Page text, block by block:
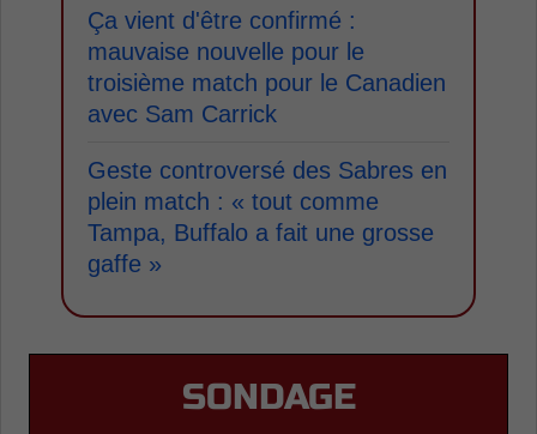
Ça vient d'être confirmé :
mauvaise nouvelle pour le
troisième match pour le Canadien
avec Sam Carrick
Geste controversé des Sabres en
plein match : « tout comme
Tampa, Buffalo a fait une grosse
gaffe »
SONDAGE